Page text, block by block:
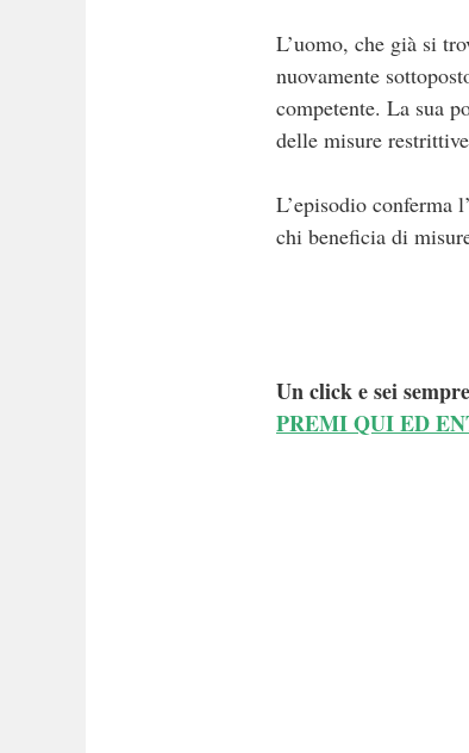
L’uomo, che già si
nuovamente
competente. La sua
delle misure
L’episodio conferma
chi beneficia di
Un click e sei
PREMI QUI ED